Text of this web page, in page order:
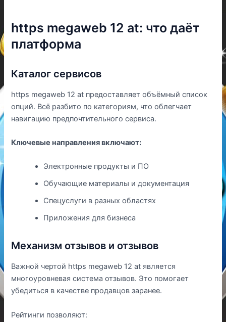
https megaweb 12 at: что даёт
платформа
Каталог сервисов
https megaweb 12 at предоставляет объёмный список
опций. Всё разбито по категориям, что облегчает
навигацию предпочтительного сервиса.
Ключевые направления включают:
Электронные продукты и ПО
Обучающие материалы и документация
Спецуслуги в разных областях
Приложения для бизнеса
Механизм отзывов и отзывов
Важной чертой https megaweb 12 at является
многоуровневая система отзывов. Это помогает
убедиться в качестве продавцов заранее.
Рейтинги позволяют: